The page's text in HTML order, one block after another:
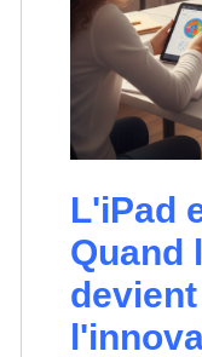
L'iPad
Quand